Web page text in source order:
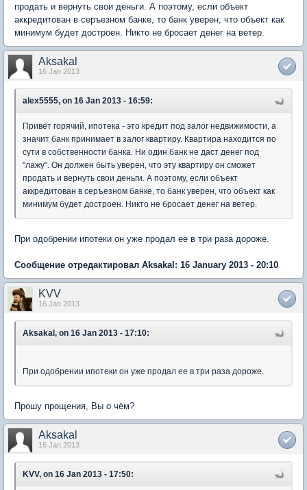
продать и вернуть свои деньги. А поэтому, если объект
аккредитован в серъезном банке, то банк уверен, что объект как
минимум будет достроен. Никто не бросает денег на ветер.
Aksakal
16 Jan 2013
alex5555, on 16 Jan 2013 - 16:59:
Привет горячий, ипотека - это кредит под залог недвижимости, а
значит банк принимает в залог квартиру. Квартира находится по
сути в собственности банка. Ни один банк не даст денег под
"лажу". Он должен быть уверен, что эту квартиру он сможет
продать и вернуть свои деньги. А поэтому, если объект
аккредитован в серъезном банке, то банк уверен, что объект как
минимум будет достроен. Никто не бросает денег на ветер.
При одобрении ипотеки он уже продал ее в три раза дороже.
Сообщение отредактировал Aksakal: 16 January 2013 - 20:10
KVV
16 Jan 2013
Aksakal, on 16 Jan 2013 - 17:10:
При одобрении ипотеки он уже продал ее в три раза дороже.
Прошу прощения, Вы о чём?
Aksakal
16 Jan 2013
KVV, on 16 Jan 2013 - 17:50: